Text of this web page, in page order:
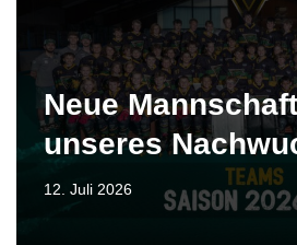
Neue
unseres
12. Juli 2026